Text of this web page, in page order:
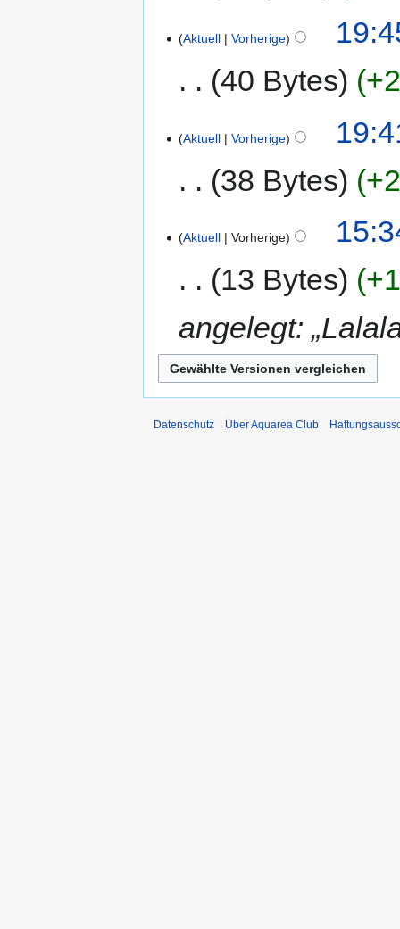
Aktuell Vorherige
40 Bytes
Aktuell Vorherige
38 Bytes
Aktuell Vorherige
13 Bytes
angelegt:
Datenschutz Über Aquarea Club